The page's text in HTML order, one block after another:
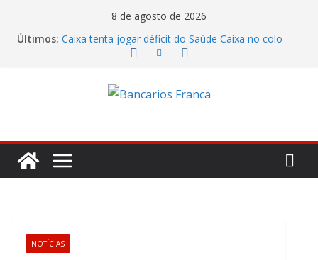
8 de agosto de 2026
Últimos: Caixa tenta jogar déficit do Saúde Caixa no colo
dos empregados e enfrenta rejeição na mesa
7,05 bilhões no segundo trimestre
Itaú atende cobrança da CONTEC e garante
de R$ 275 milhões
Banco do Brasil trava debate econômico e
condiciona avanços à decisão da Fenaban
NOTÍCIAS